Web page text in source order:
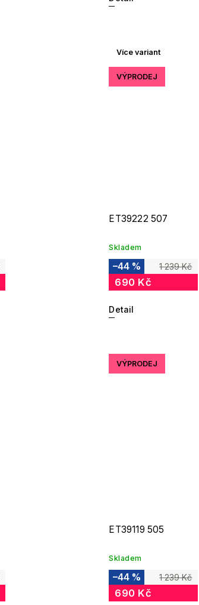
Více variant
VÝPRODEJ
ET39222 507
Skladem
1 239 Kč
–44 %
690 Kč
Detail
VÝPRODEJ
ET39119 505
Skladem
1 239 Kč
–44 %
690 Kč